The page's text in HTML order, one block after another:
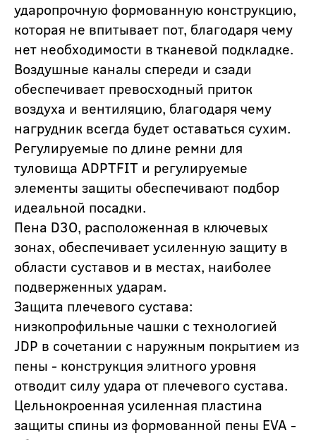
ударопрочную формованную конструкцию,
которая не впитывает пот, благодаря чему
нет необходимости в тканевой подкладке.
Воздушные каналы спереди и сзади
обеспечивает превосходный приток
воздуха и вентиляцию, благодаря чему
нагрудник всегда будет оставаться сухим.
Регулируемые по длине ремни для
туловища ADPTFIT и регулируемые
элементы защиты обеспечивают подбор
идеальной посадки.
Пена D3О, расположенная в ключевых
зонах, обеспечивает усиленную защиту в
области суставов и в местах, наиболее
подверженных ударам.
Защита плечевого сустава:
низкопрофильные чашки с технологией
JDP в сочетании с наружным покрытием из
пены - конструкция элитного уровня
отводит силу удара от плечевого сустава.
Цельнокроенная усиленная пластина
защиты спины из формованной пены EVA -